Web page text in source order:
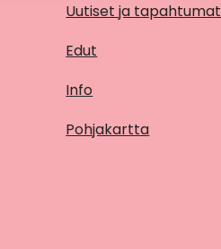
Uutiset ja tapahtumat
Edut
Info
Pohjakartta